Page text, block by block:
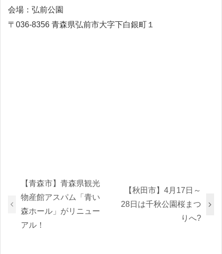
会場：弘前公園
〒036-8356 青森県弘前市大字下白銀町１
【青森市】青森県観光
物産館アスパム「青い
森ホール」がリニュー
アル！
【秋田市】4月17日～
28日は千秋公園桜まつ
りへ?